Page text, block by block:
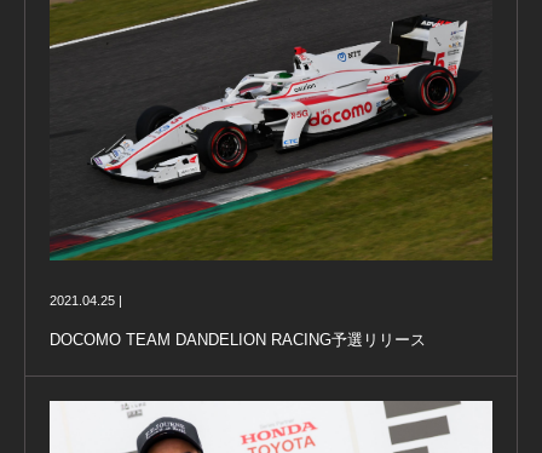
2021.04.25 |
DOCOMO TEAM DANDELION RACING予選リリース